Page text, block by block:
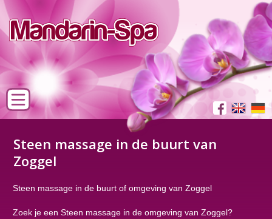
Steen massage in de buurt van
Zoggel
Steen massage in de buurt of omgeving van Zoggel
Zoek je een Steen massage in de omgeving van Zoggel?